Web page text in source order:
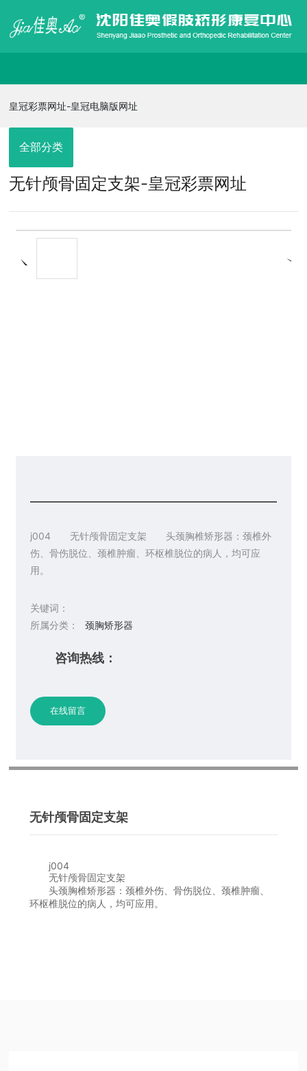
皇冠彩票网址-皇冠电脑版网址
走进佳奥
皇冠电脑版网址的产品展示
信息发布
皇冠彩票网址-皇冠电脑版网址
全部分类
无针颅骨固定支架-皇冠彩票网址
j004 无针颅骨固定支架 头颈胸椎矫形器：颈椎外
伤、骨伤脱位、颈椎肿瘤、环枢椎脱位的病人，均可应
用。
关键词：
所属分类：
颈胸矫形器
咨询热线：
在线留言
无针颅骨固定支架
j004
无针颅骨固定支架
头颈胸椎矫形器：颈椎外伤、骨伤脱位、颈椎肿瘤、
环枢椎脱位的病人，均可应用。